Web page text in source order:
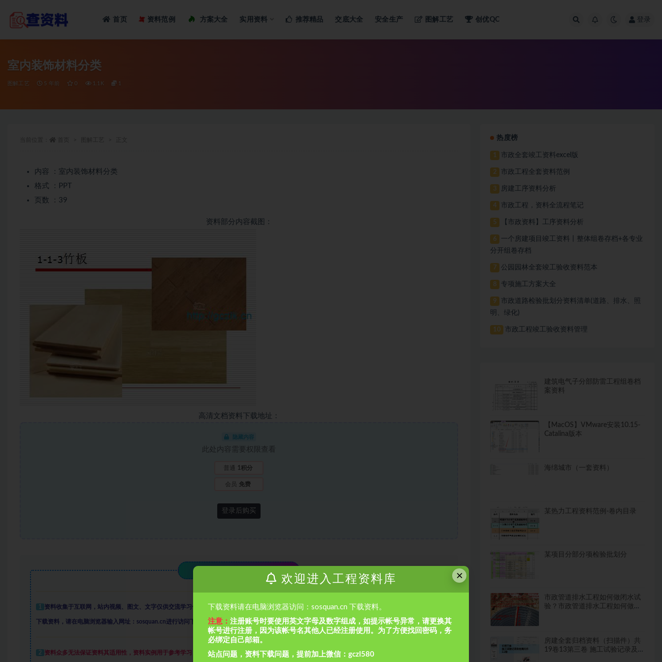
首页 资料范例 Loading…
方案大全 实用资料 推荐精品 交底大全 安全生产 图解工艺 创优QC 登录
室内装饰材料分类
图解工艺 5 年前 0 1.1K 1
内容 ：室内装饰材料分类
格式 ：PPT
页数 ：39
资料部分内容截图：
高清文档资料下载地址：
隐藏内容
此处内容需要权限查看
普通 1积分
会员 免费
登录后购买
1 资料收集于互联网 ， 站内视频、图文、文字仅供交流学习使用。如侵犯到您的合法权益，请联系本站处理。在手机上访问本站时，仅可以浏览内容，如需
下载资料，请在电脑浏览器输入网址：sosquan.cn进行访问下载， 资料默认解压密码为1
2 资料众多无法保证资料其适用性，资料实例 用于参考学习，学会变通，万变不离其宗，省时省力，助你快速提升！
热度榜
1 市政全套竣工资料excel版
2 市政工程全套资料范例
3 房建工序资料分析
4 市政工程，资料全流程笔记
5 【市政资料】工序资料分析
6
一个房建项目竣工资料丨整体组卷存档+各专业
分开组卷存档
7 公园园林全套竣工验收资料范本
8 专项施工方案大全
9
市政道路检验批划分资料清单(道路、排水、照
明、绿化)
10 市政工程竣工验收资料管理
建筑电气子分部防雷工程组卷档
案资料
【MacOS】VMware安装10.15-
Catalina版本
海绵城市（一套资料）
某热力工程资料范例-卷内目录
某项目分部分项检验批划分
市政管道排水工程如何做闭水试
验？市政管道排水工程如何做闭
房建全套归档资料（扫描件）共
19卷13第三卷 施工试验记录及
×
欢迎进入工程资料库
下载资料请在电脑浏览器访问：sosquan.cn 下载资料。
注意： 注册账号时要使用英文字母及数字组成，如提示帐号异常，请更换其
帐号进行注册，因为该帐号名其他人已经注册使用。为了方便找回密码，务
必绑定自己邮箱。
站点问题，资料下载问题，提前加上微信：gczl580